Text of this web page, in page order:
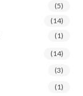
(5)
(14)
(1)
(14)
(3)
(1)